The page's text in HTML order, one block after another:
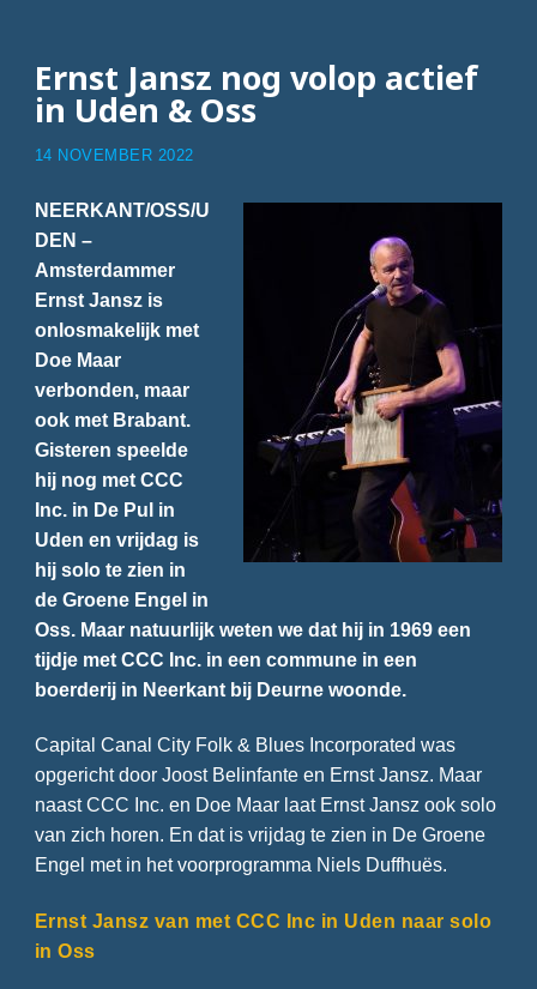
Ernst Jansz nog volop actief
in Uden & Oss
14 NOVEMBER 2022
NEERKANT/OSS/U
DEN –
Amsterdammer
Ernst Jansz is
onlosmakelijk met
Doe Maar
verbonden, maar
ook met Brabant.
Gisteren speelde
hij nog met CCC
Inc. in De Pul in
Uden en vrijdag is
hij solo te zien in
de Groene Engel in
Oss. Maar natuurlijk weten we dat hij in 1969 een
tijdje met CCC Inc. in een commune in een
boerderij in Neerkant bij Deurne woonde.
Capital Canal City Folk & Blues Incorporated was
opgericht door Joost Belinfante en Ernst Jansz. Maar
naast CCC Inc. en Doe Maar laat Ernst Jansz ook solo
van zich horen. En dat is vrijdag te zien in De Groene
Engel met in het voorprogramma Niels Duffhuës.
Ernst Jansz van met CCC Inc in Uden naar solo
in Oss